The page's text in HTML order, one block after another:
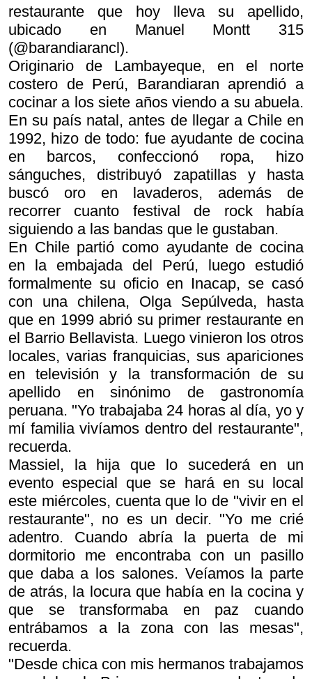
restaurante que hoy lleva su apellido,
ubicado en Manuel Montt 315
(@barandiarancl).
Originario de Lambayeque, en el norte
costero de Perú, Barandiaran aprendió a
cocinar a los siete años viendo a su abuela.
En su país natal, antes de llegar a Chile en
1992, hizo de todo: fue ayudante de cocina
en barcos, confeccionó ropa, hizo
sánguches, distribuyó zapatillas y hasta
buscó oro en lavaderos, además de
recorrer cuanto festival de rock había
siguiendo a las bandas que le gustaban.
En Chile partió como ayudante de cocina
en la embajada del Perú, luego estudió
formalmente su oficio en Inacap, se casó
con una chilena, Olga Sepúlveda, hasta
que en 1999 abrió su primer restaurante en
el Barrio Bellavista. Luego vinieron los otros
locales, varias franquicias, sus apariciones
en televisión y la transformación de su
apellido en sinónimo de gastronomía
peruana. "Yo trabajaba 24 horas al día, yo y
mí familia vivíamos dentro del restaurante",
recuerda.
Massiel, la hija que lo sucederá en un
evento especial que se hará en su local
este miércoles, cuenta que lo de "vivir en el
restaurante", no es un decir. "Yo me crié
adentro. Cuando abría la puerta de mi
dormitorio me encontraba con un pasillo
que daba a los salones. Veíamos la parte
de atrás, la locura que había en la cocina y
que se transformaba en paz cuando
entrábamos a la zona con las mesas",
recuerda.
"Desde chica con mis hermanos trabajamos